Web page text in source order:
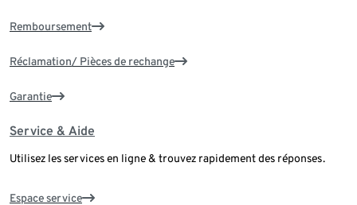
Remboursement
Réclamation/ Pièces de rechange
Garantie
Service & Aide
Utilisez les services en ligne & trouvez rapidement des réponses.
Espace service